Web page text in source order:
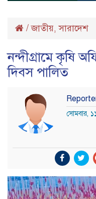
/জাতীয়,সারাদেশ
নন্দীগ্রামে কৃষি
দিবস পালিত
সোমবার,